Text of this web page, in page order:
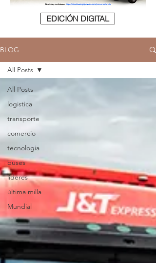
EDICIÓN DIGITAL
BLOG
All Posts
logistica
transporte
comercio
tecnologia
buses
lideres
última milla
Mundial
All Posts